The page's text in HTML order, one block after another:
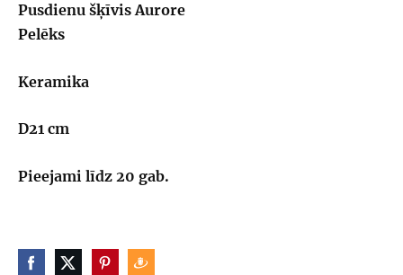
Pusdienu šķīvis Aurore
Pelēks
Keramika
D21 cm
Pieejami līdz 20 gab.